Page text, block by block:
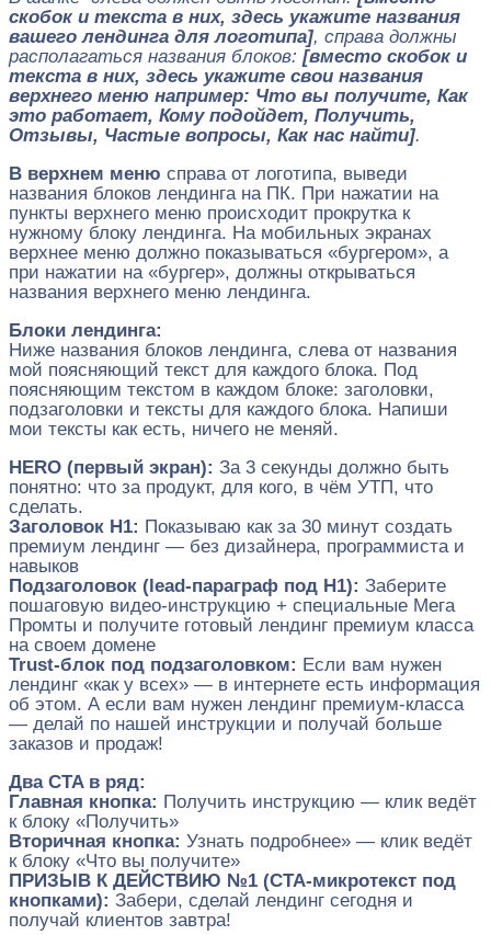
скобок и текста в них, здесь укажите названия
вашего лендинга для логотипа], справа должны
располагаться названия блоков: [вместо скобок и
текста в них, здесь укажите свои названия
верхнего меню например: Что вы получите, Как
это работает, Кому подойдет, Получить,
Отзывы, Частые вопросы, Как нас найти].
В верхнем меню справа от логотипа, выведи
названия блоков лендинга на ПК. При нажатии на
пункты верхнего меню происходит прокрутка к
нужному блоку лендинга. На мобильных экранах
верхнее меню должно показываться «бургером», а
при нажатии на «бургер», должны открываться
названия верхнего меню лендинга.
Блоки лендинга:
Ниже названия блоков лендинга, слева от названия
мой поясняющий текст для каждого блока. Под
поясняющим текстом в каждом блоке: заголовки,
подзаголовки и тексты для каждого блока. Напиши
мои тексты как есть, ничего не меняй.
HERO (первый экран): За 3 секунды должно быть
понятно: что за продукт, для кого, в чём УТП, что
сделать.
Заголовок H1: Показываю как за 30 минут создать
премиум лендинг — без дизайнера, программиста и
навыков
Подзаголовок (lead-параграф под H1): Заберите
пошаговую видео-инструкцию + специальные Мега
Промты и получите готовый лендинг премиум класса
на своем домене
Trust-блок под подзаголовком: Если вам нужен
лендинг «как у всех» — в интернете есть информация
об этом. А если вам нужен лендинг премиум-класса
— делай по нашей инструкции и получай больше
заказов и продаж!
Два CTA в ряд:
Главная кнопка: Получить инструкцию — клик ведёт
к блоку «Получить»
Вторичная кнопка: Узнать подробнее» — клик ведёт
к блоку «Что вы получите»
ПРИЗЫВ К ДЕЙСТВИЮ №1 (CTA-микротекст под
кнопками): Забери, сделай лендинг сегодня и
получай клиентов завтра!